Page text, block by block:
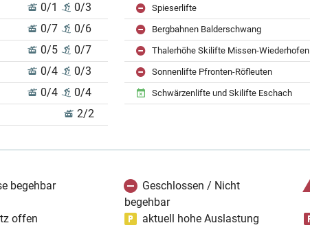
0/1 0/3 Spieserlifte
0/7 0/6 Bergbahnen Balderschwang
0/5 0/7 Thalerhöhe Skilifte Missen-Wiederhofen
0/4 0/3 Sonnenlifte Pfronten-Röfleuten
0/4 0/4 Schwärzenlifte und Skilifte Eschach
2/2
begehbar
Geschlossen / Nicht
begehbar
offen aktuell hohe Auslastung